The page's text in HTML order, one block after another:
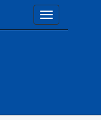
Toggle